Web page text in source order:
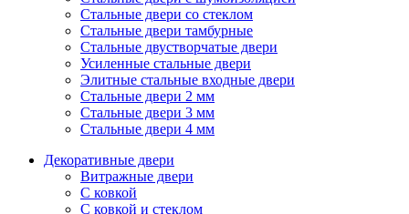
Стальные двери со стеклом
Стальные двери тамбурные
Стальные двустворчатые двери
Усиленные стальные двери
Элитные стальные входные двери
Стальные двери 2 мм
Стальные двери 3 мм
Стальные двери 4 мм
Декоративные двери
Витражные двери
С ковкой
С ковкой и стеклом
Если вы не хотите, чтобы ваши данные обрабатывались,
настройте ограничения в браузере или покиньте сайт.